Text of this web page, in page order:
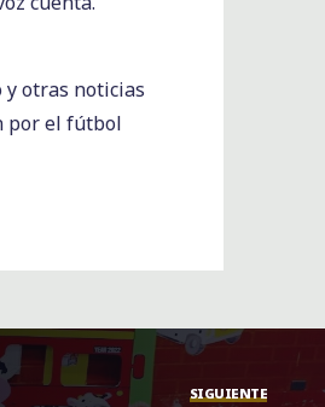
otras noticias
por el fútbol
SIGUIENTE